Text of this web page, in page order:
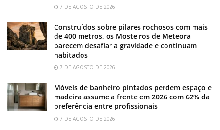
7 DE AGOSTO DE 2026
Construídos sobre pilares rochosos com mais
de 400 metros, os Mosteiros de Meteora
parecem desafiar a gravidade e continuam
habitados
7 DE AGOSTO DE 2026
Móveis de banheiro pintados perdem espaço e
madeira assume a frente em 2026 com 62% da
preferência entre profissionais
7 DE AGOSTO DE 2026